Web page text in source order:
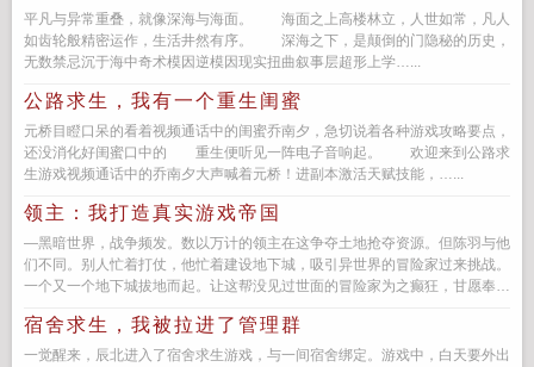
平凡与异常重叠，就像深海与海面。 海面之上高楼林立，人世如常，凡人
如齿轮般精密运作，生活井然有序。 深海之下，是颠倒的门隐秘的历史，
无数禁忌沉于海中奇术模因逆模因现实扭曲叙事层超形上学…...
公路求生，我有一个重生闺蜜
元桥目瞪口呆的看着视频通话中的闺蜜乔南夕，急切说着各种游戏攻略要点，
还没消化好闺蜜口中的 重生便听见一阵电子音响起。 欢迎来到公路求
生游戏视频通话中的乔南夕大声喊着元桥！进副本激活天赋技能，…...
领主：我打造真实游戏帝国
—黑暗世界，战争频发。数以万计的领主在这争夺土地抢夺资源。但陈羽与他
们不同。别人忙着打仗，他忙着建设地下城，吸引异世界的冒险家过来挑战。
一个又一个地下城拔地而起。让这帮没见过世面的冒险家为之癫狂，甘愿奉上
宿舍求生，我被拉进了管理群
一觉醒来，辰北进入了宿舍求生游戏，与一间宿舍绑定。游戏中，白天要外出